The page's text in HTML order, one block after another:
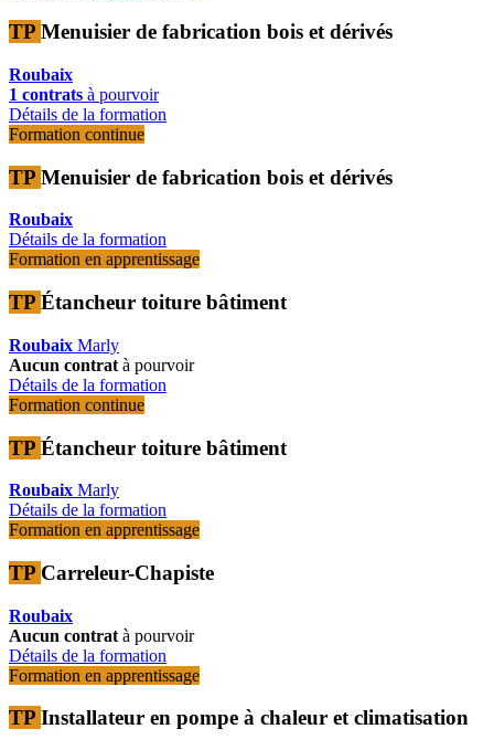
TP Menuisier de fabrication bois et dérivés
Roubaix
1 contrats à pourvoir
Détails de la formation
Formation continue
TP Menuisier de fabrication bois et dérivés
Roubaix
Détails de la formation
Formation en apprentissage
TP Étancheur toiture bâtiment
Roubaix Marly
Aucun contrat à pourvoir
Détails de la formation
Formation continue
TP Étancheur toiture bâtiment
Roubaix Marly
Détails de la formation
Formation en apprentissage
TP Carreleur-Chapiste
Roubaix
Aucun contrat à pourvoir
Détails de la formation
Formation en apprentissage
TP Installateur en pompe à chaleur et climatisation